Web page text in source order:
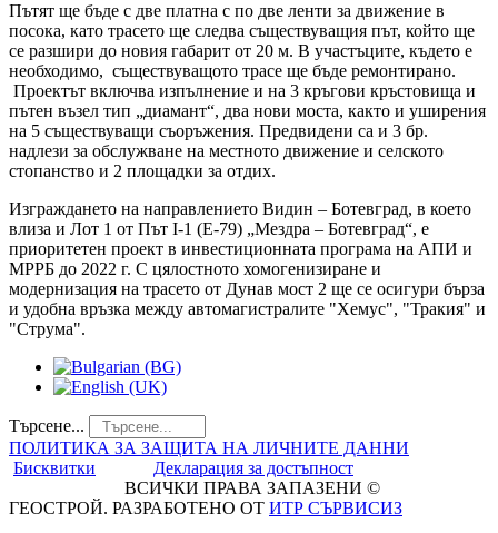
Пътят ще бъде с две платна с по две ленти за движение в
посока, като трасето ще следва съществуващия път, който ще
се разшири до новия габарит от 20 м. В участъците, където е
необходимо, съществуващото трасе ще бъде ремонтирано.
Проектът включва изпълнение и на 3 кръгови кръстовища и
пътен възел тип „диамант“, два нови моста, както и уширения
на 5 съществуващи съоръжения. Предвидени са и 3 бр.
надлези за обслужване на местното движение и селското
стопанство и 2 площадки за отдих.
Изграждането на направлението Видин – Ботевград, в което
влиза и Лот 1 от Път I-1 (E-79) „Мездра – Ботевград“, е
приоритетен проект в инвестиционната програма на АПИ и
МРРБ до 2022 г. С цялостното хомогенизиране и
модернизация на трасето от Дунав мост 2 ще се осигури бърза
и удобна връзка между автомагистралите "Хемус", "Тракия" и
"Струма".
Търсене...
ПОЛИТИКА ЗА ЗАЩИТА НА ЛИЧНИТЕ ДАННИ
Бисквитки
Декларация за достъпност
ВСИЧКИ ПРАВА ЗАПАЗЕНИ ©
ГЕОСТРОЙ. РАЗРАБОТЕНО ОТ ИТР СЪРВИСИЗ